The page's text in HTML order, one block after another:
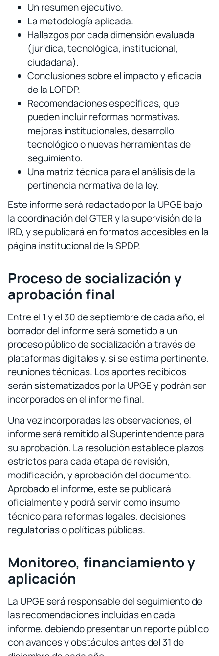
Un resumen ejecutivo.
La metodología aplicada.
Hallazgos por cada dimensión evaluada
(jurídica, tecnológica, institucional,
ciudadana).
Conclusiones sobre el impacto y eficacia
de la LOPDP.
Recomendaciones específicas, que
pueden incluir reformas normativas,
mejoras institucionales, desarrollo
tecnológico o nuevas herramientas de
seguimiento.
Una matriz técnica para el análisis de la
pertinencia normativa de la ley.
Este informe será redactado por la UPGE bajo
la coordinación del GTER y la supervisión de la
IRD, y se publicará en formatos accesibles en la
página institucional de la SPDP.
Proceso de socialización y
aprobación final
Entre el 1 y el 30 de septiembre de cada año, el
borrador del informe será sometido a un
proceso público de socialización a través de
plataformas digitales y, si se estima pertinente,
reuniones técnicas. Los aportes recibidos
serán sistematizados por la UPGE y podrán ser
incorporados en el informe final.
Una vez incorporadas las observaciones, el
informe será remitido al Superintendente para
su aprobación. La resolución establece plazos
estrictos para cada etapa de revisión,
modificación, y aprobación del documento.
Aprobado el informe, este se publicará
oficialmente y podrá servir como insumo
técnico para reformas legales, decisiones
regulatorias o políticas públicas.
Monitoreo, financiamiento y
aplicación
La UPGE será responsable del seguimiento de
las recomendaciones incluidas en cada
informe, debiendo presentar un reporte público
con avances y obstáculos antes del 31 de